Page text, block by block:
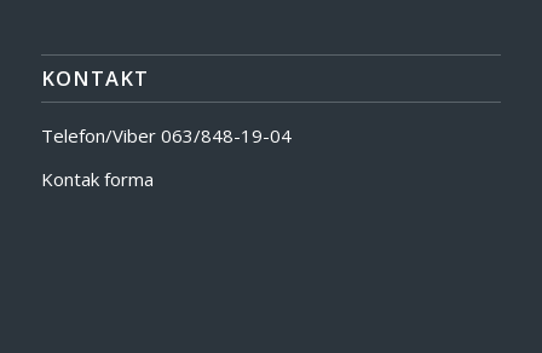
KONTAKT
Telefon/Viber 063/848-19-04
Kontak forma